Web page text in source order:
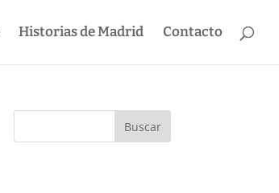
Historias de Madrid Contacto